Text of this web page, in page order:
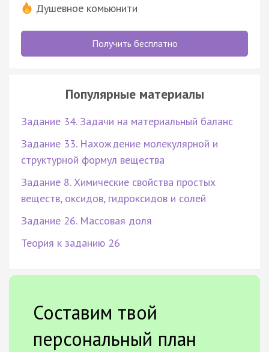
Душевное комьюнити
Получить бесплатно
Популярные материалы
Задание 34. Задачи на материальный баланс
Задание 33. Нахождение молекулярной и
структурной формул вещества
Задание 8. Химические свойства простых
веществ, оксидов, гидроксидов и солей
Задание 26. Массовая доля
Теория к заданию 26
Составим твой
персональный план